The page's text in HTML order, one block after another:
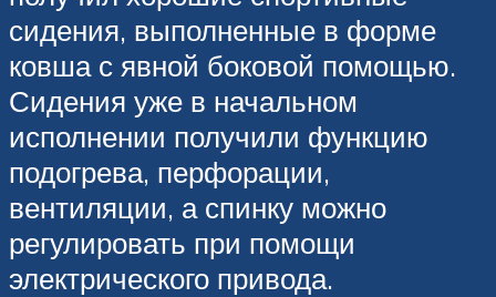
сидения, выполненные в форме
ковша с явной боковой помощью.
Сидения уже в начальном
исполнении получили функцию
подогрева, перфорации,
вентиляции, а спинку можно
регулировать при помощи
электрического привода.